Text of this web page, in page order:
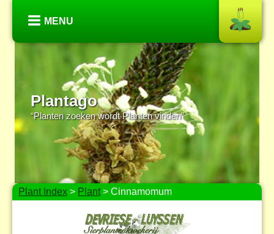
MENU
Plantago
“Planten zoeken wordt Planten vinden”
Plant Index > Plant> Cinnamomum